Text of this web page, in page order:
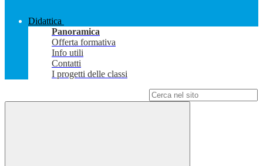
Didattica
Panoramica
Offerta formativa
Info utili
Contatti
I progetti delle classi